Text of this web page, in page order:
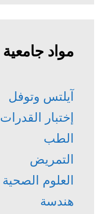
مواد جامعية
آيلتس وتوفل
إختبار القدرات
الطب
التمريض
العلوم الصحية
هندسة